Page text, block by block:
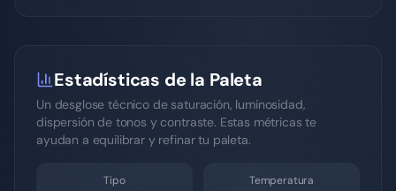
Estadísticas de la Paleta
Un desglose técnico de saturación, luminosidad,
dispersión de tonos y contraste. Estas métricas te
ayudan a equilibrar y refinar tu paleta.
Tipo Temperatura